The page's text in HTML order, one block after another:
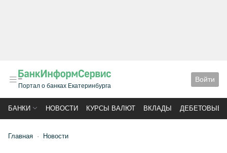
Портал о банках Екатеринбурга
Войти
БАНКИ НОВОСТИ КУРСЫ ВАЛЮТ ВКЛАДЫ ДЕБЕТОВЫЕ
Главная Новости